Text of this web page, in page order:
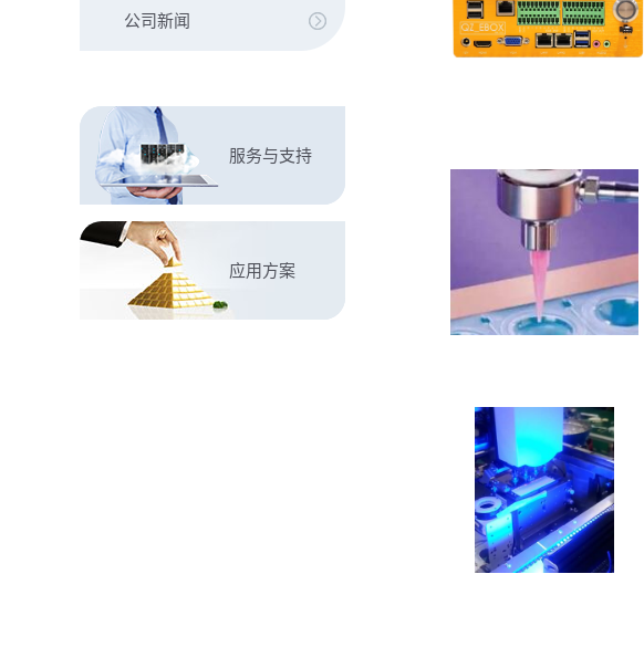
公司新闻
服务与支持
应用方案